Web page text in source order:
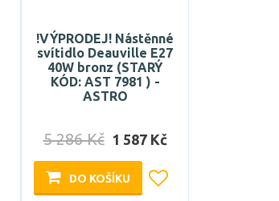
!VÝPRODEJ! Nástěnné
svítidlo Deauville E27
40W bronz (STARÝ
KÓD: AST 7981 ) -
ASTRO
5 286 Kč 1 587 Kč
DO KOŠÍKU